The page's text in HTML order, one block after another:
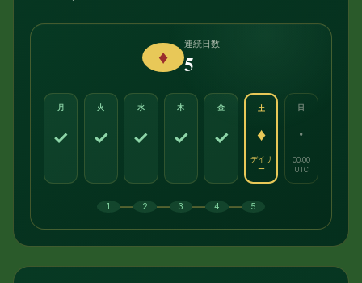
♦
連続日数
5
月
✓
火
✓
水
✓
木
✓
金
✓
土
♦
デイリ
ー
日
·
00:00
UTC
1 — 2 — 3 — 4 — 5